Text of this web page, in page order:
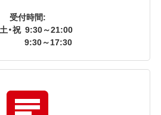
受付時間:
・祝 9:30～21:00
9:30～17:30